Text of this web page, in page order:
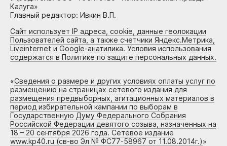
Калуга»
Главный редактор: Ивкин В.П.
Сайт использует IP адреса, cookie, данные геолокации
Пользователей сайта, а также счетчики Яндекс.Метрика,
Liveinternet и Google-анатилика. Условия использования
содержатся в Политике по защите персональных данных.
«Сведения о размере и других условиях оплаты услуг по
размещению на страницах сетевого издания для
размещения предвыборных, агитационных материалов в
период избирательной кампании по выборам в
Государственную Думу Федерального Собрания
Российской Федерации девятого созыва, назначенных на
18 – 20 сентября 2026 года. Сетевое издание
www.kp40.ru (св-во Эл № ФС77-58967 от 11.08.2014г.)»